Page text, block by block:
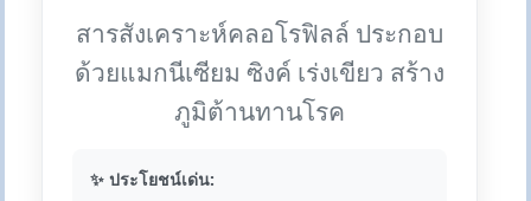
สารสังเคราะห์คลอโรฟิลล์ ประกอบ
ด้วยแมกนีเซียม ซิงค์ เร่งเขียว สร้าง
ภูมิต้านทานโรค
✨ ประโยชน์เด่น: